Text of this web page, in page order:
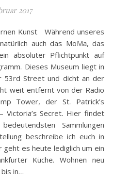
2017
auch das MoMa, das
absoluter Pflichtpunkt auf
Dieses Museum liegt in
53rd Street und dicht an der
weit entfernt von der Radio
Tower, der St. Patrick’s
Victoria’s Secret. Hier findet
Sammlungen
beschreibe ich euch in
es heute lediglich um ein
Küche. Wohnen neu
in…